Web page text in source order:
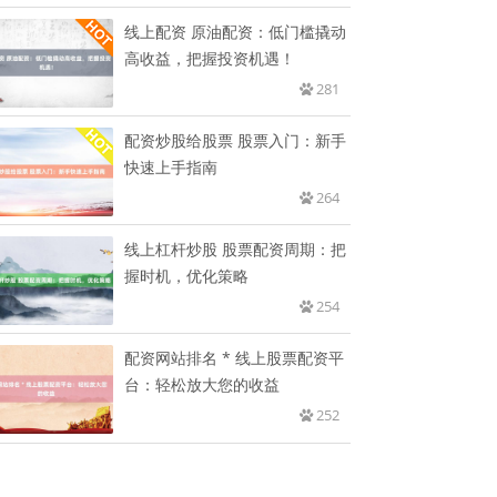
线上配资 原油配资：低门槛撬动
高收益，把握投资机遇！
281
配资炒股给股票 股票入门：新手
快速上手指南
264
线上杠杆炒股 股票配资周期：把
握时机，优化策略
254
配资网站排名 * 线上股票配资平
台：轻松放大您的收益
252